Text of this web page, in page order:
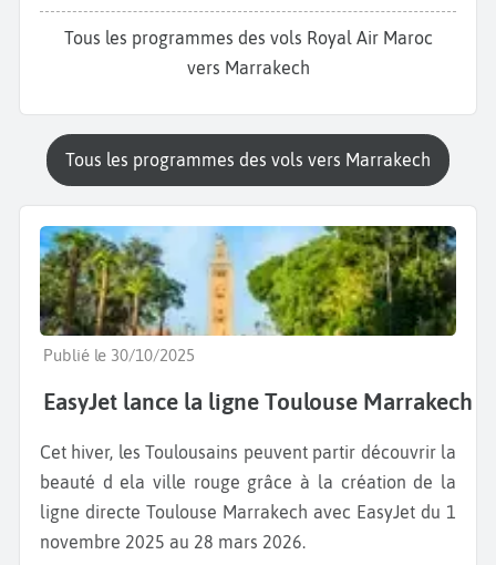
Tous les programmes des vols Royal Air Maroc
vers Marrakech
Tous les programmes des vols vers Marrakech
Publié le 30/10/2025
EasyJet lance la ligne Toulouse Marrakech
Cet hiver, les Toulousains peuvent partir découvrir la
beauté d ela ville rouge grâce à la création de la
ligne directe Toulouse Marrakech avec EasyJet du 1
novembre 2025 au 28 mars 2026.